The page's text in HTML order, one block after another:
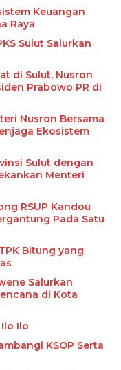
Keuangan
Raya
Sulut Salurkan
di Sulut, Nusron
Prabowo PR di
Nusron Bersama
Ekosistem
Sulut dengan
Menteri
RSUP Kandou
Pada Satu
Bitung yang
Salurkan
di Kota
Ilo
KSOP Serta